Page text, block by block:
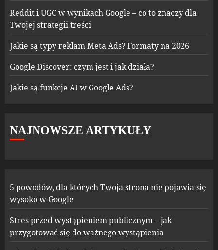
Reddit i UGC w wynikach Google – co to znaczy dla
Twojej strategii treści
Jakie są typy reklam Meta Ads? Formaty na 2026
Google Discover: czym jest i jak działa?
Jakie są funkcje AI w Google Ads?
NAJNOWSZE ARTYKUŁY
5 powodów, dla których Twoja strona nie pojawia się
wysoko w Google
Stres przed wystąpieniem publicznym – jak
przygotować się do ważnego wystąpienia